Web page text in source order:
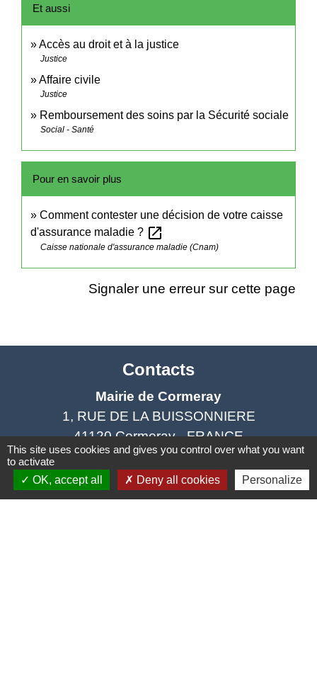
Et aussi
Accès au droit et à la justice
Justice
Affaire civile
Justice
Remboursement des soins par la Sécurité sociale
Social - Santé
Pour en savoir plus
Comment contester une décision de votre caisse
d'assurance maladie ? open_in_new
Caisse nationale d'assurance maladie (Cnam)
Signaler une erreur sur cette page
Contacts
Mairie de Cormeray
1, RUE DE LA BUISSONNIERE
41120 Cormeray - FRANCE
+33 2 54 44 26 19
Contact par formulaire
This site uses cookies and gives you control over what you want
to activate
OK, accept all
Deny all cookies Personalize